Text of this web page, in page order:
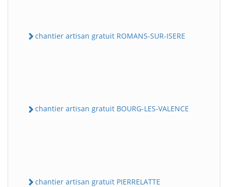
chantier artisan gratuit ROMANS-SUR-ISERE
chantier artisan gratuit BOURG-LES-VALENCE
chantier artisan gratuit PIERRELATTE